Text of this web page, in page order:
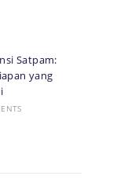
Satpam:
yang